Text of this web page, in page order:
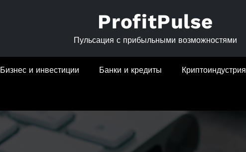
ProfitPulse
Пульсация с прибыльными возможностями
Бизнес и инвестиции Банки и кредиты Криптоиндустрия